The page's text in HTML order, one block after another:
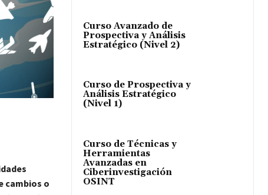
cambios o
Curso Avanzado de
Prospectiva y Análisis
Estratégico (Nivel 2)
Curso de Prospectiva y
Análisis Estratégico
(Nivel 1)
Curso de Técnicas y
Herramientas
Avanzadas en
Ciberinvestigación
OSINT